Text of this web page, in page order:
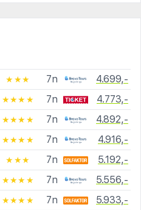
★★★ 7n
4.699,-
★★★★ 7n
4.773,-
★★★★ 7n
4.892,-
★★★★ 7n
4.916,-
★★★ 7n
5.192,-
★★★★ 7n
5.556,-
★★★★ 7n
5.933,-